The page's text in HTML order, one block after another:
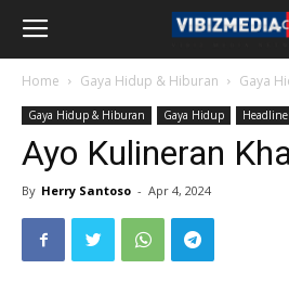
Home Gaya Hidup & Hiburan Gaya
Gaya Hidup & Hiburan Gaya Hidup Headline
Ayo Kulineran
By Herry Santoso - Apr 4, 2024